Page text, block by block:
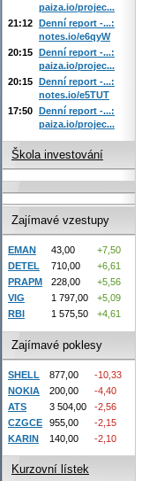
paiza.io/projec...
21:12 Denní report -...:
notes.io/e6qyW
20:15 Denní report -...:
paiza.io/projec...
20:15 Denní report -...:
notes.io/e5TUT
17:50 Denní report -...:
paiza.io/projec...
Škola investování
Zajímavé vzestupy
EMAN 43,00
+7,50
DETEL
710,00
+6,61
PRAPM
228,00
+5,56
VIG
1 797,00
+5,09
RBI
1 575,50 +4,61
Zajímavé poklesy
SHELL 877,00
-10,33
NOKIA
200,00
-4,40
ATS
3 504,00
-2,56
CZGCE
955,00
-2,15
KARIN
140,00 -2,10
Kurzovní lístek